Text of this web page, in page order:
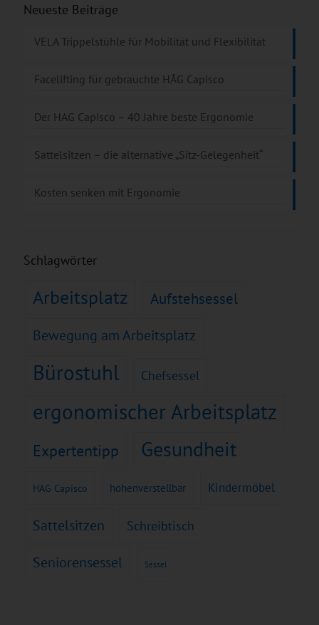
Neueste Beiträge
VELA Trippelstühle für Mobilität und Flexibilität
Facelifting für gebrauchte HÅG Capisco
Der HAG Capisco – 40 Jahre beste Ergonomie
Sattelsitzen – die alternative „Sitz-Gelegenheit“
Kosten senken mit Ergonomie
Schlagwörter
Arbeitsplatz Aufstehsessel
Bewegung am Arbeitsplatz
Bürostuhl Chefsessel
ergonomischer Arbeitsplatz
Expertentipp Gesundheit
HAG Capisco höhenverstellbar Kindermöbel
Sattelsitzen Schreibtisch
Seniorensessel Sessel